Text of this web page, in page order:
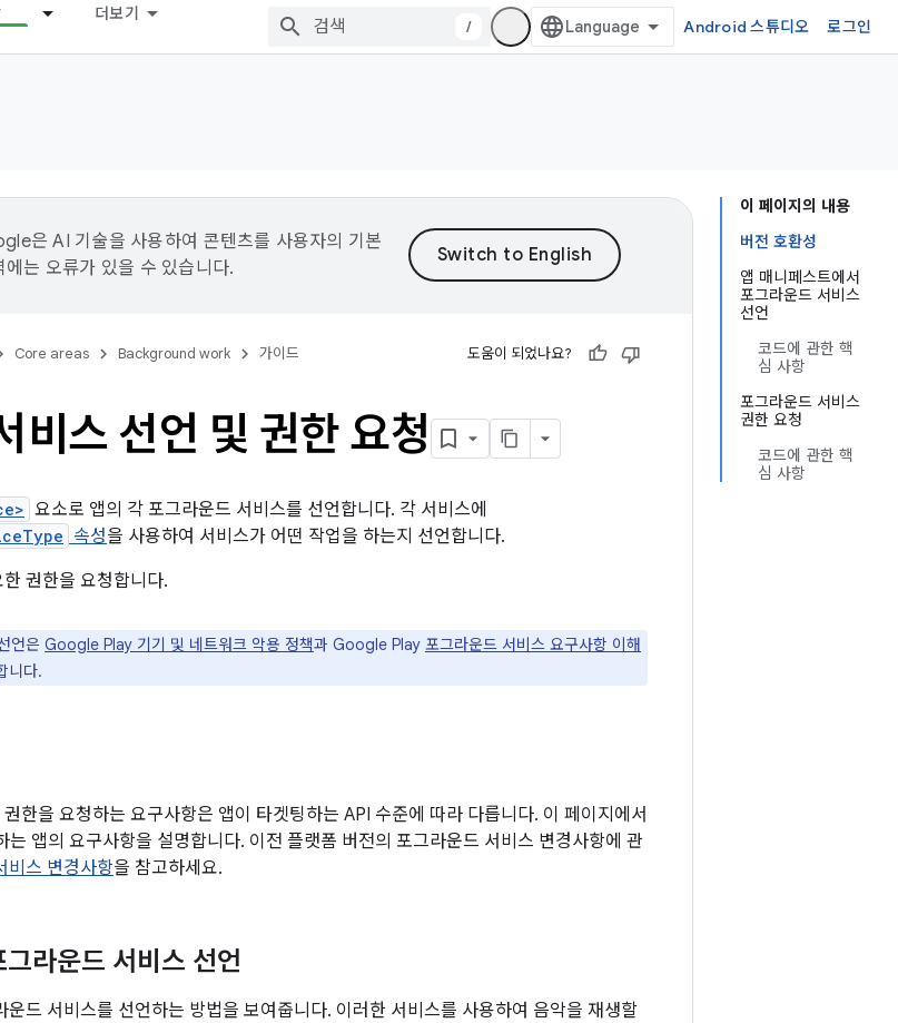
더보기
/ Android 스튜디오 로그인
이 페이지의 내용
버전 호환성
앱 매니페스트에서
포그라운드 서비스
선언
코드에 관한 핵
심 사항
포그라운드 서비스
권한 요청
코드에 관한 핵
심 사항
은 AI 기술을 사용하여 콘텐츠를 사용자의 기본
는 오류가 있을 수 있습니다.
Core areas Background work 가이드 도움이 되었나요?
비스 선언 및 권한 요청
요소로 앱의 각 포그라운드 서비스를 선언합니다. 각 서비스에
속성을 사용하여 서비스가 어떤 작업을 하는지 선언합니다.
권한을 요청합니다.
언은 Google Play 기기 및 네트워크 악용 정책과 Google Play 포그라운드 서비스 요구사항 이해
니다.
한을 요청하는 요구사항은 앱이 타겟팅하는 API 수준에 따라 다릅니다. 이 페이지에서
앱의 요구사항을 설명합니다. 이전 플랫폼 버전의 포그라운드 서비스 변경사항에 관
비스 변경사항을 참고하세요.
라운드 서비스 선언
운드 서비스를 선언하는 방법을 보여줍니다. 이러한 서비스를 사용하여 음악을 재생할